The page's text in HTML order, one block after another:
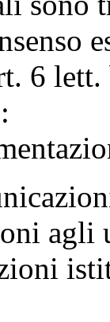
6
agli